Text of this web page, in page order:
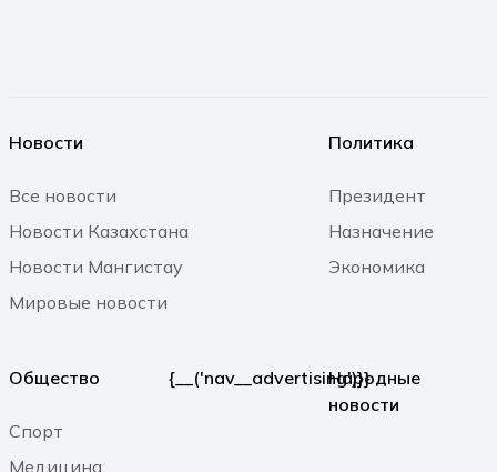
08.08.2026 11:54
По инициативе Главы государства в
Мангистау состоялась
международная сессия «Один Каспий –
одно будущее»
Вице-министр здравоохранения РК
Новости
Все новости
Новости Казахстана
Новости Мангистау
Мировые новости
Политика
Президент
Назначение
Экономика
Общество
Спорт
Медицина
{__('nav__advertising')}}Народные
новости